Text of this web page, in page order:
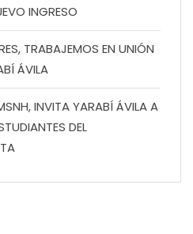
INGRESO
TRABAJEMOS EN UNIÓN
ÁVILA
INVITA YARABÍ ÁVILA A
DEL